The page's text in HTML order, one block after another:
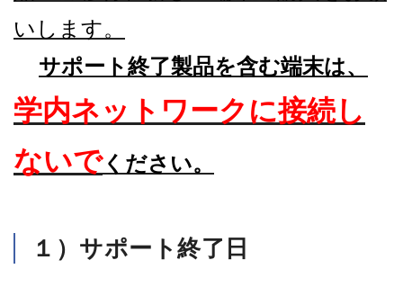
いします。
サポート終了製品を含む端末は、
学内ネットワークに接続し
ないでください。
１）サポート終了日